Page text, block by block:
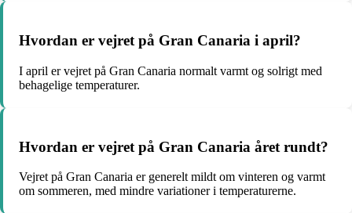
Hvordan er vejret på Gran Canaria i april?
I april er vejret på Gran Canaria normalt varmt og solrigt med
behagelige temperaturer.
Hvordan er vejret på Gran Canaria året rundt?
Vejret på Gran Canaria er generelt mildt om vinteren og varmt
om sommeren, med mindre variationer i temperaturerne.